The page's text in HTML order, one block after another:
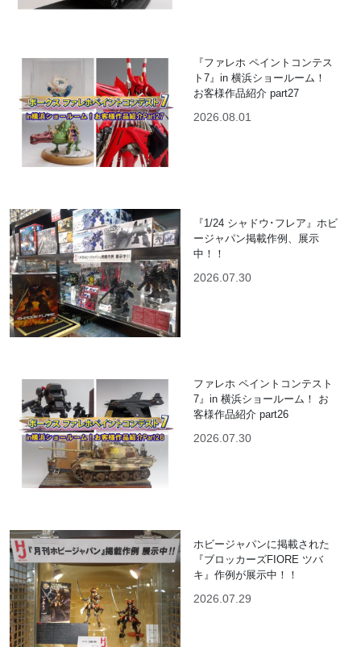
『ファレホ ペイントコンテス
ト7』in 横浜ショールーム！
お客様作品紹介 part27
2026.08.01
『1/24 シャドウ･フレア』ホビ
ージャパン掲載作例、展示
中！！
2026.07.30
ファレホ ペイントコンテスト
7』in 横浜ショールーム！ お
客様作品紹介 part26
2026.07.30
ホビージャパンに掲載された
『ブロッカーズFIORE ツバ
キ』作例が展示中！！
2026.07.29